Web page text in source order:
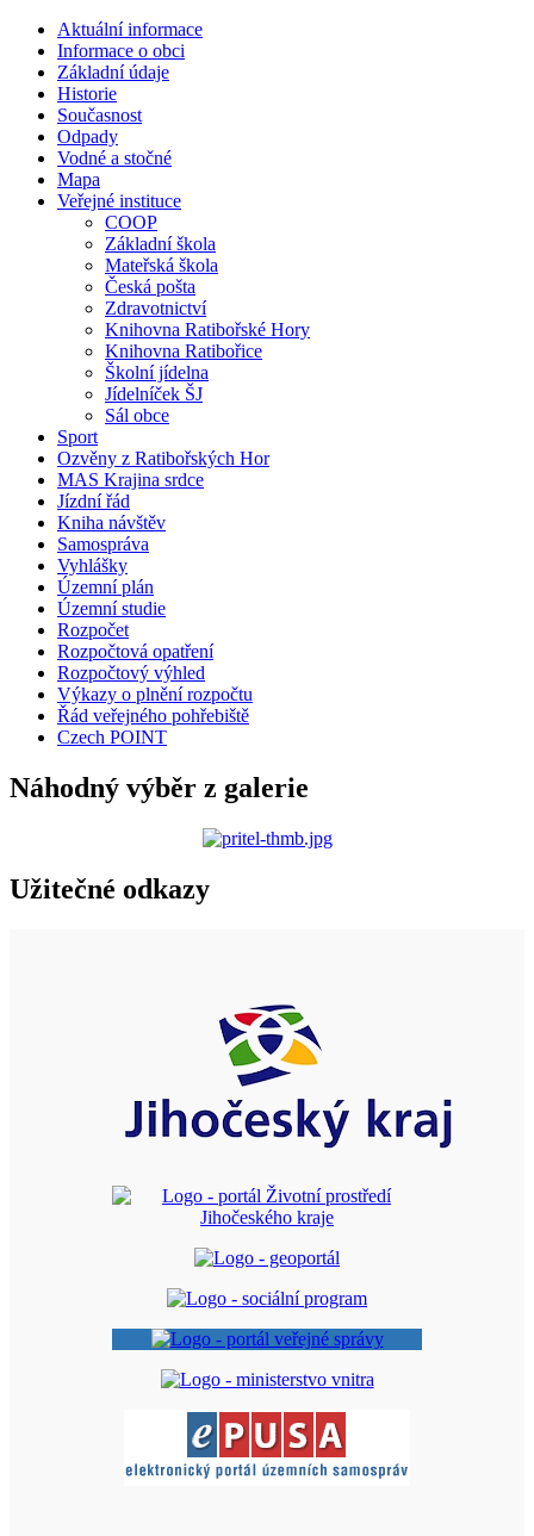
Aktuální informace
Informace o obci
Základní údaje
Historie
Současnost
Odpady
Vodné a stočné
Mapa
Veřejné instituce
COOP
Základní škola
Mateřská škola
Česká pošta
Zdravotnictví
Knihovna Ratibořské Hory
Knihovna Ratibořice
Školní jídelna
Jídelníček ŠJ
Sál obce
Sport
Ozvěny z Ratibořských Hor
MAS Krajina srdce
Jízdní řád
Kniha návštěv
Samospráva
Vyhlášky
Územní plán
Územní studie
Rozpočet
Rozpočtová opatření
Rozpočtový výhled
Výkazy o plnění rozpočtu
Řád veřejného pohřebiště
Czech POINT
Náhodný výběr z galerie
Užitečné odkazy